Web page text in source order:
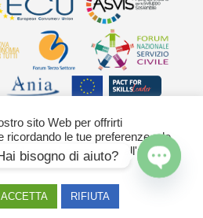
Via Palestro 11 00185 Roma - tel 06
Ufficio stampa tel: 06
-Cookies Policy
sito Web per offrirti
ricordando le tue preferenze e le
"Accetta" acconsenti all'uso di
ACCETTA RIFIUTA
bisogno di aiuto?